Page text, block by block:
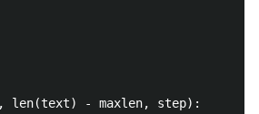
len(text) - maxlen, step):